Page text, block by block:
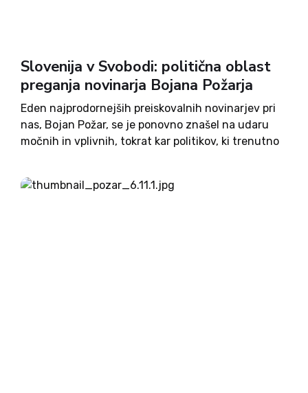
Slovenija v Svobodi: politična oblast
preganja novinarja Bojana Požarja
Eden najprodornejših preiskovalnih novinarjev pri
nas, Bojan Požar, se je ponovno znašel na udaru
močnih in vplivnih, tokrat kar politikov, ki trenutno
presenetila novica, da je parlamentarna
preiskovalna komisija, ki se ukvarja s...